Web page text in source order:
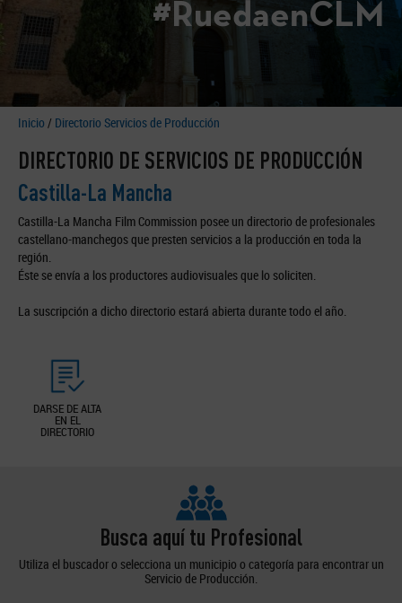
#RuedaenCLM
Inicio / Directorio Servicios de Producción
DIRECTORIO DE SERVICIOS DE PRODUCCIÓN
Castilla-La Mancha
Castilla-La Mancha Film Commission posee un directorio de profesionales
castellano-manchegos que presten servicios a la producción en toda la
región.
Éste se envía a los productores audiovisuales que lo soliciten.
La suscripción a dicho directorio estará abierta durante todo el año.
DARSE DE ALTA
EN EL
DIRECTORIO
Busca aquí tu Profesional
Utiliza el buscador o selecciona un municipio o categoría para encontrar un
Servicio de Producción.